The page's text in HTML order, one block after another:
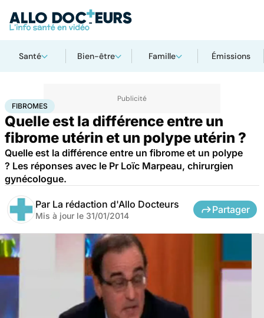
Santé Bien-être Famille Émissions
AccueilSantéFibromes
FIBROMES
Quelle est la différence entre un
fibrome utérin et un polype utérin ?
Quelle est la différence entre un fibrome et un polype
? Les réponses avec le Pr Loïc Marpeau, chirurgien
gynécologue.
Par La rédaction d'Allo Docteurs
Mis à jour le 31/01/2014
Partager